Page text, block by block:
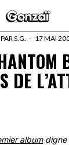
PARS.G. 17 MAI
DE
albumdigne